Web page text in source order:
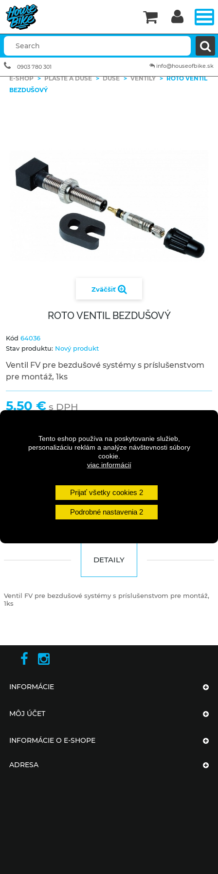
Tento eshop používa na poskytovanie služieb,
personalizáciu reklám a analýze návštevnosti súbory
cookie.
viac informácií
Prijať všetky cookies
Podrobné nastavenia
E-SHOP > PLÁŠTE A DUŠE > DUŠE > VENTILY > ROTO VENTIL
BEZDUŠOVÝ
Zväčšiť
ROTO VENTIL BEZDUŠOVÝ
Kód 64036
Stav produktu: Nový produkt
Ventil FV pre bezdušové systémy s príslušenstvom
pre montáž, 1ks
5,50 € s DPH
Dostupnosť: Skladom na predajni
DO KOŠÍKA
DETAILY
Ventil FV pre bezdušové systémy s príslušenstvom pre montáž,
1ks
INFORMÁCIE
MÔJ ÚČET
INFORMÁCIE O E-SHOPE
ADRESA


info@houseofbike.sk
0903 780 301